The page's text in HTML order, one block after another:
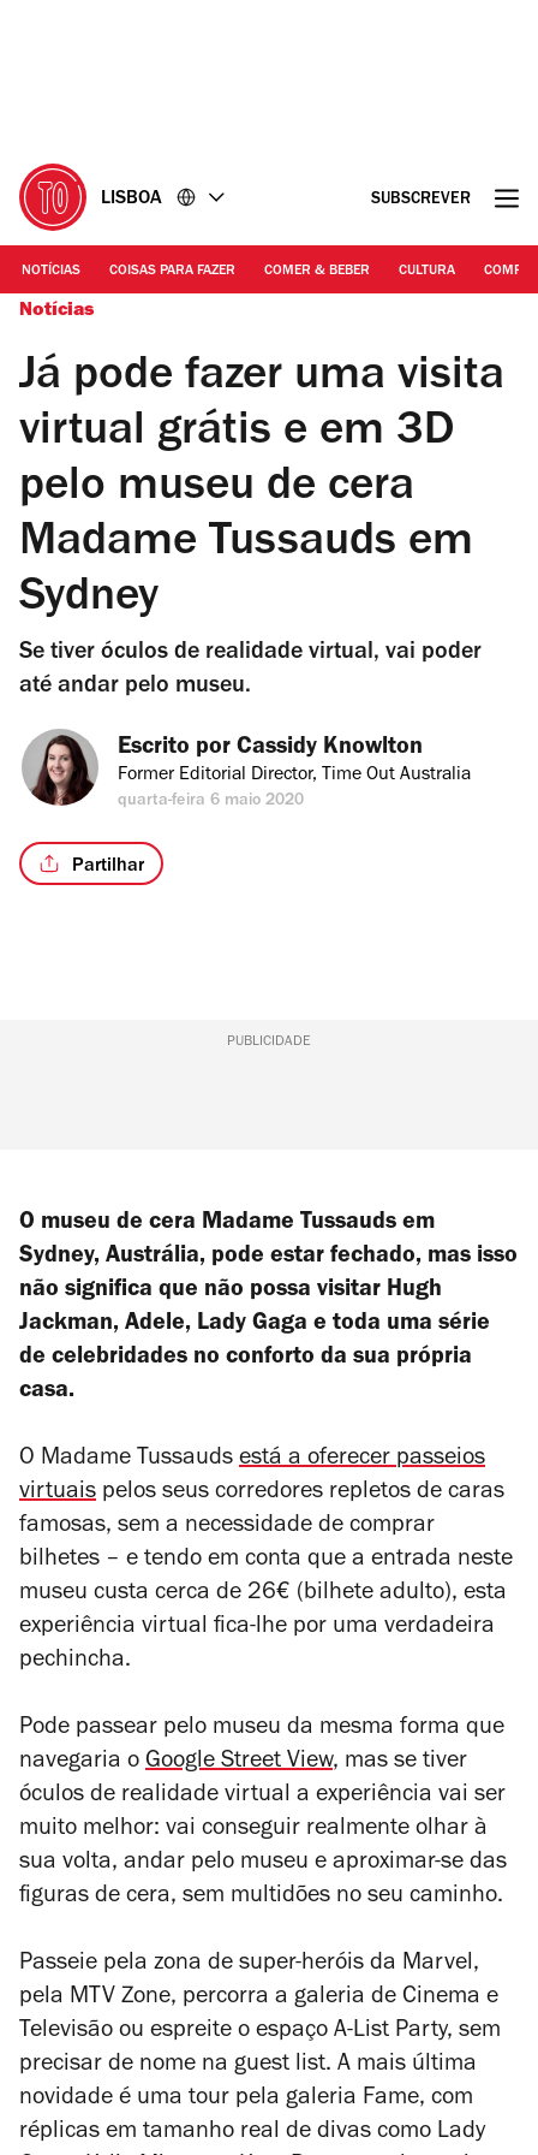
LISBOA SUBSCREVER
NOTÍCIAS COISAS PARA FAZER COMER & BEBER CULTURA
Notícias
Já pode fazer uma visita
virtual grátis e em 3D
pelo museu de cera
Madame Tussauds em
Sydney
Se tiver óculos de realidade virtual, vai poder
até andar pelo museu.
Escrito por Cassidy Knowlton
Former Editorial Director, Time Out Australia
quarta-feira 6 maio 2020
Partilhar
PUBLICIDADE
O museu de cera Madame Tussauds em
Sydney, Austrália, pode estar fechado, mas isso
não significa que não possa visitar Hugh
Jackman, Adele, Lady Gaga e toda uma série
de celebridades no conforto da sua própria
casa.
O Madame Tussauds está a oferecer passeios
virtuais pelos seus corredores repletos de caras
famosas, sem a necessidade de comprar
bilhetes – e tendo em conta que a entrada neste
museu custa cerca de 26€ (bilhete adulto), esta
experiência virtual fica-lhe por uma verdadeira
pechincha.
Pode passear pelo museu da mesma forma que
navegaria o Google Street View, mas se tiver
óculos de realidade virtual a experiência vai ser
muito melhor: vai conseguir realmente olhar à
sua volta, andar pelo museu e aproximar-se das
figuras de cera, sem multidões no seu caminho.
Passeie pela zona de super-heróis da Marvel,
pela MTV Zone, percorra a galeria de Cinema e
Televisão ou espreite o espaço A-List Party, sem
precisar de nome na guest list. A mais última
novidade é uma tour pela galeria Fame, com
réplicas em tamanho real de divas como Lady